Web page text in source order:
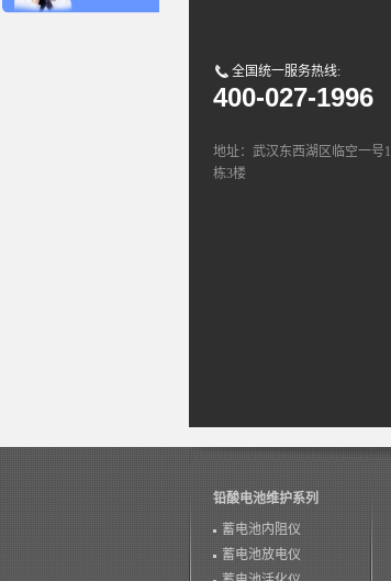
全国统一服务热线:
400-027-1996
地址：武汉东西湖区临空一号1
栋3楼
铅酸电池维护系列
蓄电池内阻仪
蓄电池放电仪